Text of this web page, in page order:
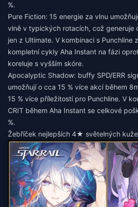
%.
Pure Fiction: 15 energie za vlnu
vlně v typických rotacích, což generuje
jen z Ultimate. V kombinaci s Punchline
kompletní cykly Aha Instant na fázi
koreluje s vyšším skóre.
Apocalyptic Shadow: buffy SPD/ERR
umožňují o cca 15 % více akcí během
15 % více příležitostí pro Punchline. V
CRIT během Aha Instant se celkové
%.
Žebříček nejlepších 4★ světelných